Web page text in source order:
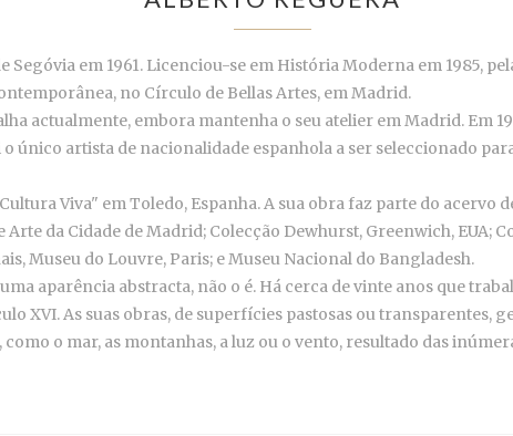
em 1961. Licenciou-se em História Moderna em 1985,
no Círculo de Bellas Artes, em Madrid.
actualmente, embora mantenha o seu atelier em Madrid. Em
o único artista de nacionalidade espanhola a ser seleccionado
Viva" em Toledo, Espanha. A sua obra faz parte do acervo
da Cidade de Madrid; Colecção Dewhurst, Greenwich, EUA;
Museu do Louvre, Paris; e Museu Nacional do Bangladesh.
aparência abstracta, não o é. Há cerca de vinte anos que
XVI. As suas obras, de superfícies pastosas ou transparentes,
o mar, as montanhas, a luz ou o vento, resultado das